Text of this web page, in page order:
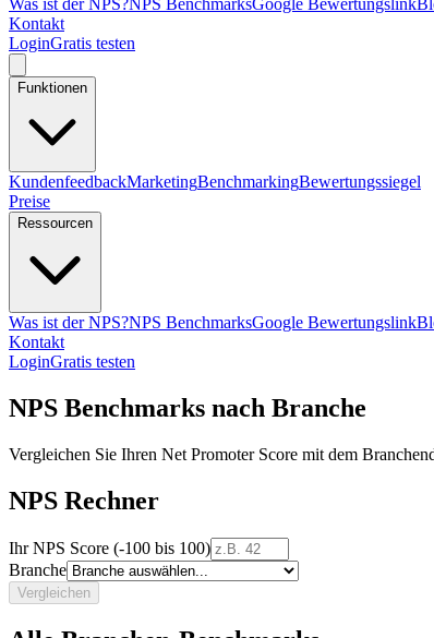
Was ist der NPS?NPS BenchmarksGoogle Bewertungslink
Kontakt
LoginGratis testen
Funktionen
KundenfeedbackMarketingBenchmarkingBewertungssiegel
Preise
Ressourcen
Was ist der NPS?NPS BenchmarksGoogle Bewertungslink
Kontakt
LoginGratis testen
NPS Benchmarks nach Branche
Vergleichen Sie Ihren Net Promoter Score mit dem
NPS Rechner
Ihr NPS Score (-100 bis 100)
Branche
Vergleichen